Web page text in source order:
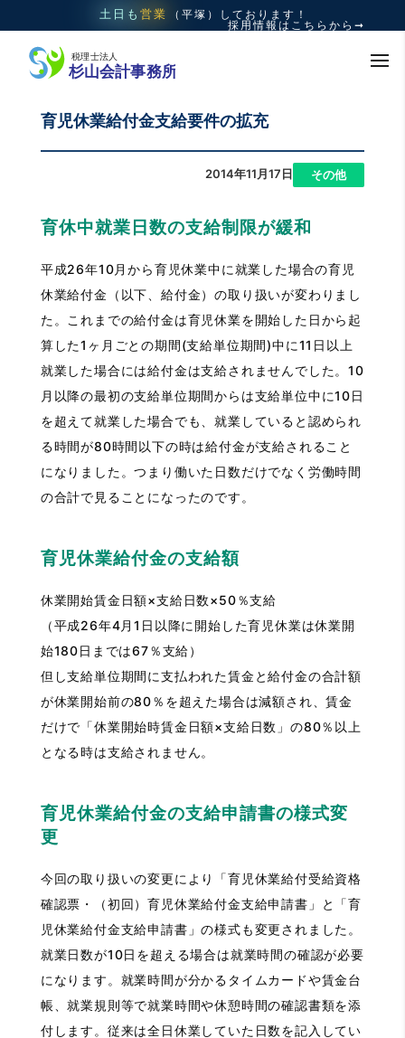
土日も 営業 （平塚）
しております！
採用情報はこちらから➞
育児休業給付金支給要件の拡充
2014年11月17日 その他
育休中就業日数の支給制限が緩和
平成26年10月から育児休業中に就業した場合の育児
休業給付金（以下、給付金）の取り扱いが変わりまし
た。これまでの給付金は育児休業を開始した日から起
算した1ヶ月ごとの期間(支給単位期間)中に11日以上
就業した場合には給付金は支給されませんでした。10
月以降の最初の支給単位期間からは支給単位中に10日
を超えて就業した場合でも、就業していると認められ
る時間が80時間以下の時は給付金が支給されること
になりました。つまり働いた日数だけでなく労働時間
の合計で見ることになったのです。
育児休業給付金の支給額
休業開始賃金日額×支給日数×50％支給
（平成26年4月1日以降に開始した育児休業は休業開
始180日までは67％支給）
但し支給単位期間に支払われた賃金と給付金の合計額
が休業開始前の80％を超えた場合は減額され、賃金
だけで「休業開始時賃金日額×支給日数」の80％以上
となる時は支給されません。
育児休業給付金の支給申請書の様式変
更
今回の取り扱いの変更により「育児休業給付受給資格
確認票・（初回）育児休業給付金支給申請書」と「育
児休業給付金支給申請書」の様式も変更されました。
就業日数が10日を超える場合は就業時間の確認が必要
になります。就業時間が分かるタイムカードや賃金台
帳、就業規則等で就業時間や休憩時間の確認書類を添
付します。従来は全日休業していた日数を記入してい